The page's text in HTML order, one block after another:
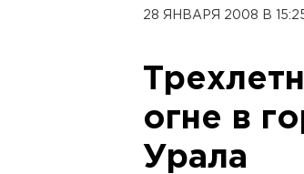
28 ЯНВАРЯ 2008 В
огне в
Урала